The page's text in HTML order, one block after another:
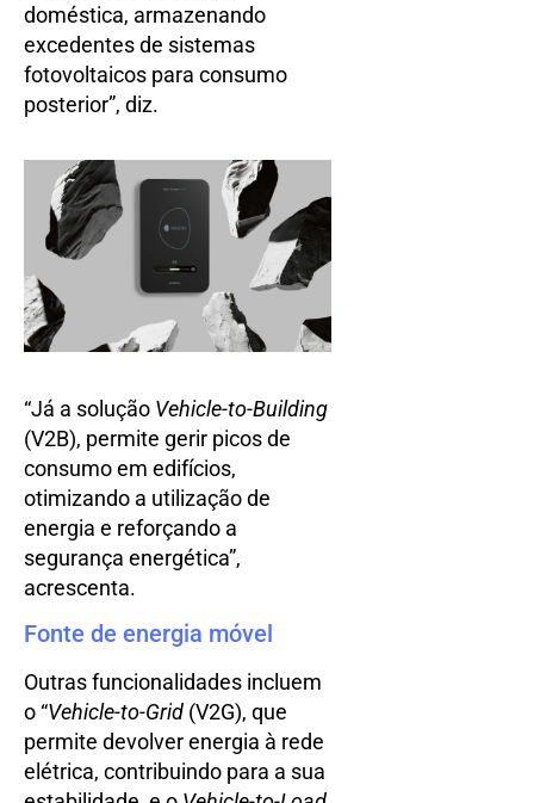
doméstica, armazenando
excedentes de sistemas
fotovoltaicos para consumo
posterior”, diz.
“Já a solução Vehicle-to-Building
(V2B), permite gerir picos de
consumo em edifícios,
otimizando a utilização de
energia e reforçando a
segurança energética”,
acrescenta.
Fonte de energia móvel
Outras funcionalidades incluem
o “Vehicle-to-Grid (V2G), que
permite devolver energia à rede
elétrica, contribuindo para a sua